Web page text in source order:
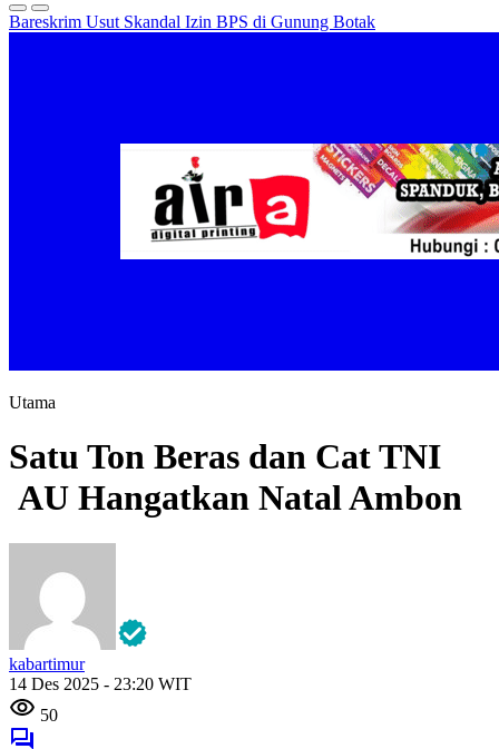
Bareskrim Usut Skandal Izin BPS di Gunung Botak
Utama
Satu Ton Beras dan Cat TNI
AU Hangatkan Natal Ambon
kabartimur
14 Des 2025 - 23:20 WIT
50